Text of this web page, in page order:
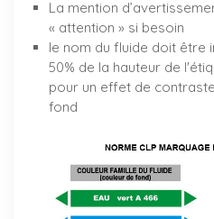
La mention
« attention » si besoin
le nom du fluide doit être
50% de la hauteur de
pour un effet de
fond